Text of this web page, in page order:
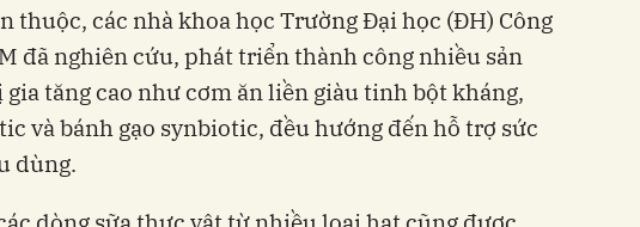
thuộc, các nhà khoa học Trường Đại học (ĐH) Công
đã nghiên cứu, phát triển thành công nhiều sản
tăng cao như cơm ăn liền giàu tinh bột kháng,
và bánh gạo synbiotic, đều hướng đến hỗ trợ sức
dùng.